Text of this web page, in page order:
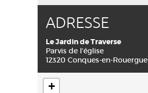
ADRESSE
Le Jardin de Traverse
Parvis de l'église
12320 Conques-en-Rouergue
+